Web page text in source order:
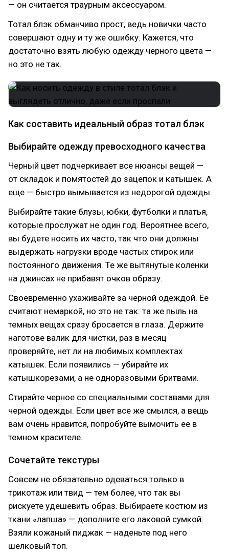
— он считается траурным аксессуаром.
Тотал блэк обманчиво прост, ведь новички часто
совершают одну и ту же ошибку. Кажется, что
достаточно взять любую одежду черного цвета —
но это не так.
Как составить идеальный образ тотал блэк
Выбирайте одежду превосходного качества
Черный цвет подчеркивает все нюансы вещей —
от складок и помятостей до зацепок и катышек. А
еще — быстро вымывается из недорогой одежды.
Выбирайте такие блузы, юбки, футболки и платья,
которые прослужат не один год. Вероятнее всего,
вы будете носить их часто, так что они должны
выдержать нагрузки вроде частых стирок или
постоянного движения. Те же вытянутые коленки
на джинсах не прибавят очков образу.
Своевременно ухаживайте за черной одеждой. Ее
считают немаркой, но это не так: та же пыль на
темных вещах сразу бросается в глаза. Держите
наготове валик для чистки, раз в месяц
проверяйте, нет ли на любимых комплектах
катышек. Если появились — убирайте их
катышкорезами, а не одноразовыми бритвами.
Стирайте черное со специальными составами для
черной одежды. Если цвет все же смылся, а вещь
вам очень нравится, попробуйте вымочить ее в
темном красителе.
Сочетайте текстуры
Совсем не обязательно одеваться только в
трикотаж или твид — тем более, что так вы
рискуете удешевить образ. Выбираете костюм из
ткани «лапша» — дополните его лаковой сумкой.
Взяли кожаный пиджак — наденьте под него
шелковый топ.